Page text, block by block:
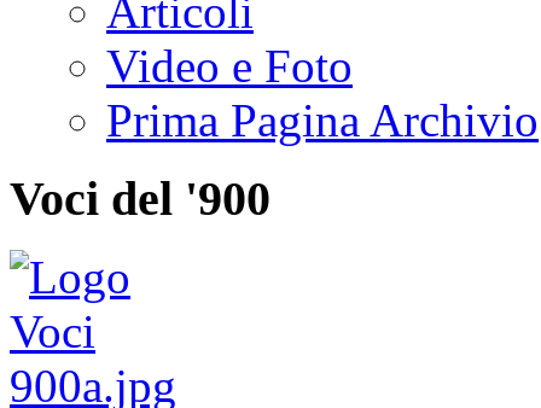
Articoli
Video e Foto
Prima Pagina Archivio
Voci del '900